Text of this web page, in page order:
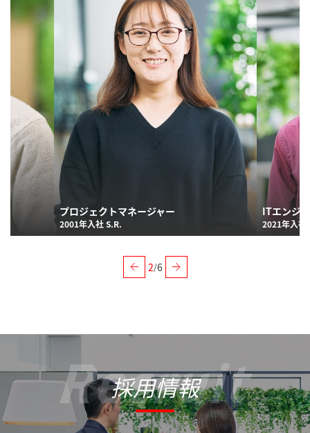
プロジェクトマネージャー
2001年入社 S.R.
ITエンジ
2021年入社
2/6
採用情報
Recruit